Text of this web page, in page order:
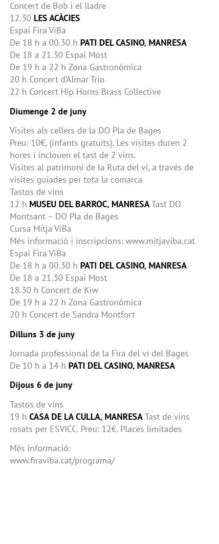
Concert de Bob i el lladre
12.30 LES ACÀCIES
Espai Fira ViBa
De 18 h a 00.30 h PATI DEL CASINO, MANRESA
De 18 a 21.30 Espai Most
De 19 h a 22 h Zona Gastronòmica
20 h Concert d’Almar Trio
22 h Concert Hip Horns Brass Collective
Diumenge 2 de juny
Visites als cellers de la DO Pla de Bages
Preu: 10€, (infants gratuïts). Les visites duren 2
hores i inclouen el tast de 2 vins.
Visites al patrimoni de la Ruta del vi, a través de
visites guiades per tota la comarca
Tastos de vins
12 h MUSEU DEL BARROC, MANRESATast DO
Montsant – DO Pla de Bages
Cursa Mitja ViBa
Més informació i inscripcions: www.mitjaviba.cat
Espai Fira ViBa
De 18 h a 00.30 h PATI DEL CASINO, MANRESA
De 18 a 21.30 Espai Most
18.30 h Concert de Kiw
De 19 h a 22 h Zona Gastronòmica
20 h Concert de Sandra Montfort
Dilluns 3 de juny
Jornada professional de la Fira del vi del Bages
De 10 h a 14 h PATI DEL CASINO, MANRESA
Dijous 6 de juny
Tastos de vins
19 h CASA DE LA CULLA, MANRESATast de vins
rosats per ESVICC. Preu: 12€. Places limitades
Més informació:
www.firaviba.cat/programa/